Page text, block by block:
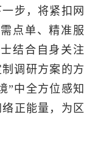
步，将紧扣网
点单、精准服
结合自身关注
调研方案的方
”中全方位感知
正能量，为区